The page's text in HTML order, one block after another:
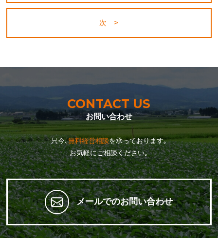
次 >
CONTACT US
お問い合わせ
只今､無料経営相談を承っております｡
お気軽にご相談ください｡
メールでのお問い合わせ